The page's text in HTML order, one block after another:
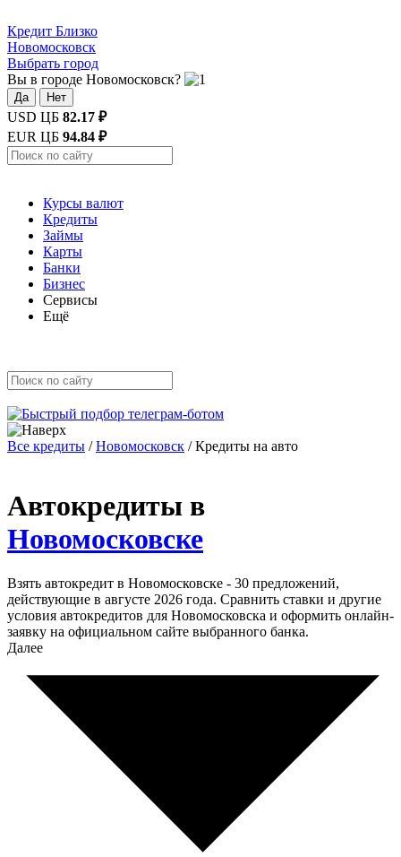
Кредит Близко
Новомосковск
Выбрать город
Вы в городе Новомосковск?
Да Нет
USD ЦБ 82.17 ₽
EUR ЦБ 94.84 ₽
Курсы валют
Кредиты
Займы
Карты
Банки
Бизнес
Сервисы
Ещё
Все кредиты /Новомосковск /Кредиты на авто
Автокредиты в
Новомосковске
Взять автокредит в Новомосковске - 30 предложений,
действующие в августе 2026 года. Сравнить ставки и другие
условия автокредитов для Новомосковска и оформить онлайн-
заявку на официальном сайте выбранного банка.
Далее